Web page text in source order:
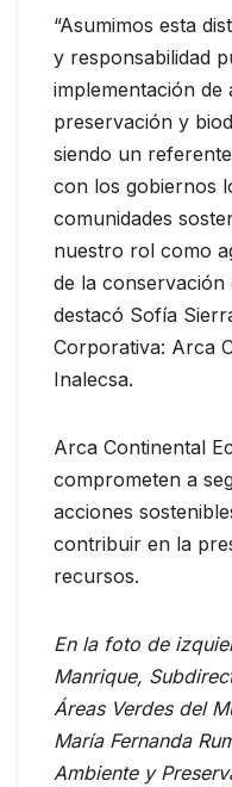
“Asumimos esta
y responsabilidad
implementación
preservación y
siendo un
con los gobiernos
comunidades
nuestro rol como
de la conservación
destacó Sofía
Corporativa: Arca
Inalecsa.
Arca Continental
comprometen a
acciones
contribuir en la
recursos.
En la foto de
Manrique,
Áreas Verdes del
María Fernanda
Ambiente y